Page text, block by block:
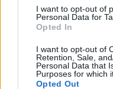
I want to opt-out of
Personal Data for
Opted In
I want to opt-out of
Retention, Sale,
Personal Data that
Purposes for which
Opted Out